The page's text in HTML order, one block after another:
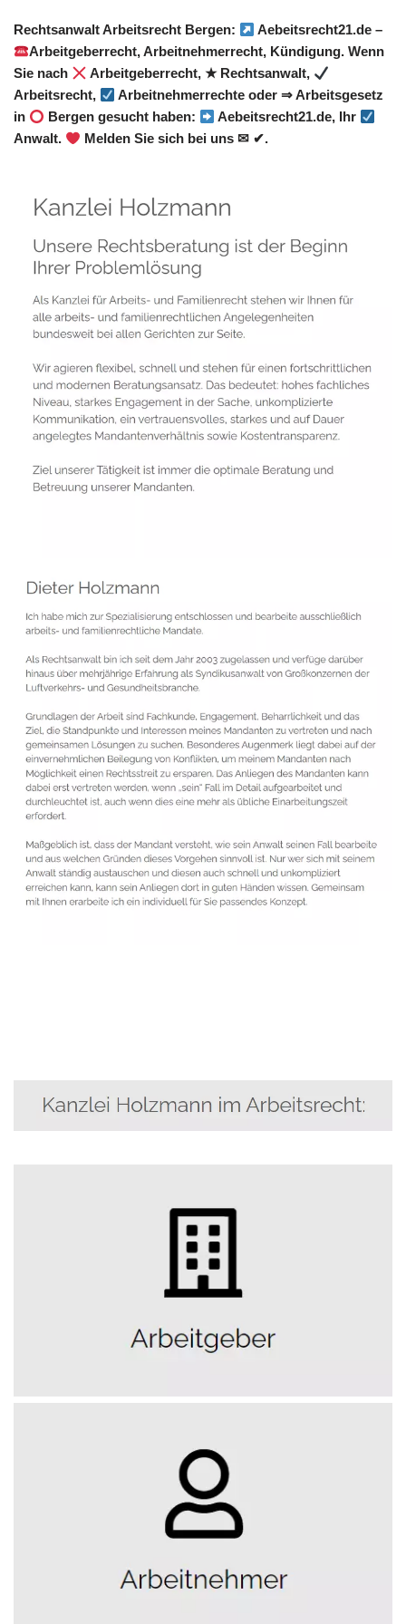
Rechtsanwalt Arbeitsrecht Bergen:
Aebeitsrecht21.de –
Arbeitgeberrecht, Arbeitnehmerrecht, Kündigung. Wenn
Sie nach
Arbeitgeberrecht, ★ Rechtsanwalt,
Arbeitsrecht,
Arbeitnehmerrechte oder ⇒ Arbeitsgesetz
in
Bergen gesucht haben:
Aebeitsrecht21.de, Ihr
Anwalt.
Melden Sie sich bei uns ✉ ✔.